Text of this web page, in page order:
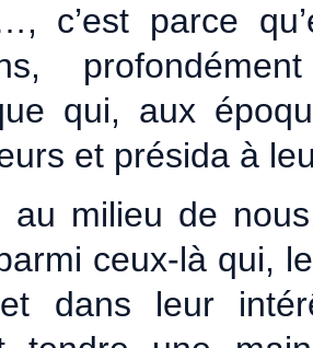
c’est parce
qui, aux
et présida à
au milieu de
ceux-là qui,
dans leur